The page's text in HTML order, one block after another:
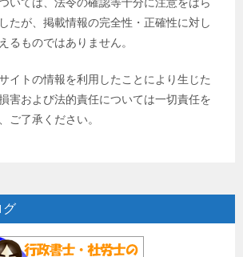
たが、掲載情報の完全性・正確性に対し
るものではありません。
イトの情報を利用したことにより生じた
害および法的責任については一切責任を
ご了承ください。
グ